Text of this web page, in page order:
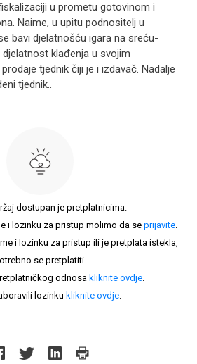
u prometu gotovinom i
Naime, u upitu podnositelj u
bavi djelatnošću igara na sreću-
klađenja u svojim
tjednik čiji je i izdavač. Nadalje
tjednik..
dostupan je pretplatnicima.
i lozinku za pristup molimo da se prijavite.
i lozinku za pristup ili je pretplata istekla,
se pretplatiti.
odnosa kliknite ovdje.
lozinku kliknite ovdje.